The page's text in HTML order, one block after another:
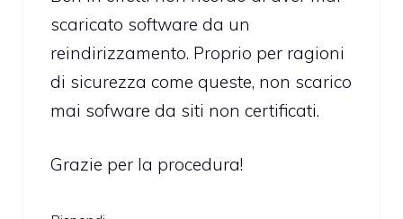
scaricato software da un
reindirizzamento. Proprio per ragioni
di sicurezza come queste, non scarico
mai sofware da siti non certificati.
Grazie per la procedura!